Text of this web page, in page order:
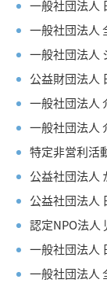
一般社団法人
一般社団法人
一般社団法人
公益財団法人
一般社団法人
一般社団法人
特定非営利活
公益社団法人
公益社団法人
認定NPO法人
一般社団法人
一般社団法人